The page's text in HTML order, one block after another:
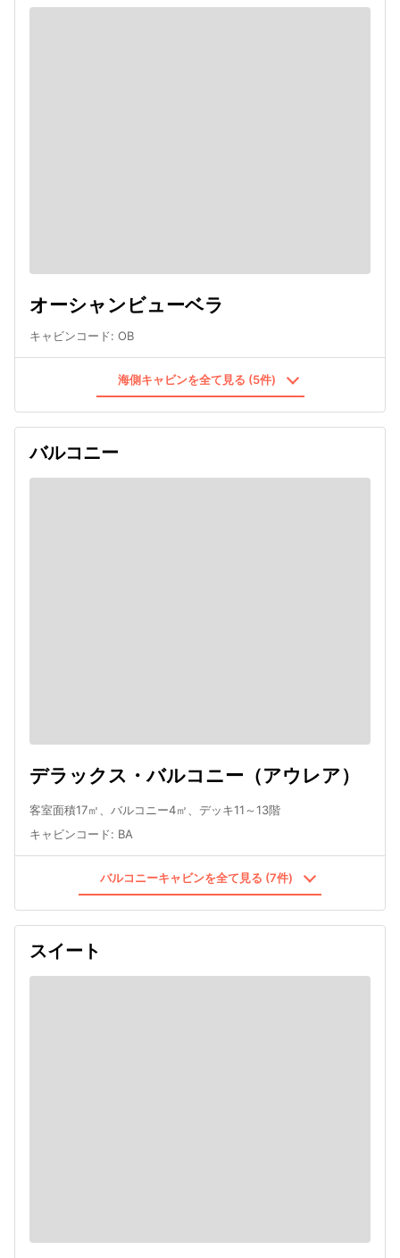
オーシャンビューベラ
キャビンコード: OB
海側キャビンを全て見る (5件)
バルコニー
デラックス・バルコニー（アウレア）
客室面積17㎡、バルコニー4㎡、デッキ11～13階
キャビンコード: BA
バルコニーキャビンを全て見る (7件)
スイート